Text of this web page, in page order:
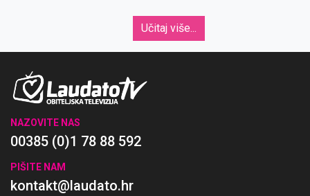
sobom – i kako nas uči moliti srcem.
Učitaj više...
NAZOVITE NAS
00385 (0)1 78 88 592
PIŠITE NAM
kontakt@laudato.hr